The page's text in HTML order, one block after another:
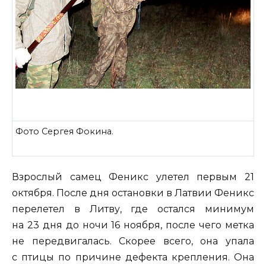
Фото Сергея Фокина.
Взрослый самец Феникс улетел первым 21
октября. После дня остановки в Латвии Феникс
перелетел в Литву, где остался минимум
на 23 дня до ночи 16 ноября, после чего метка
не передвигалась. Скорее всего, она упала
с птицы по причине дефекта крепления. Она